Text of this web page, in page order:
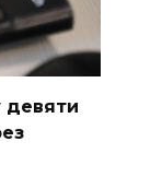
девяти